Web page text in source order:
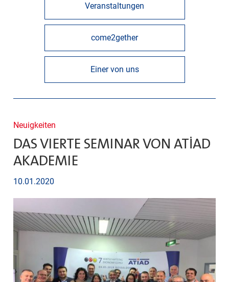
Neuigkeiten
DAS VIERTE SEMINAR VON ATİAD
AKADEMIE
10.01.2020
Veranstaltungen
come2gether
Einer von uns